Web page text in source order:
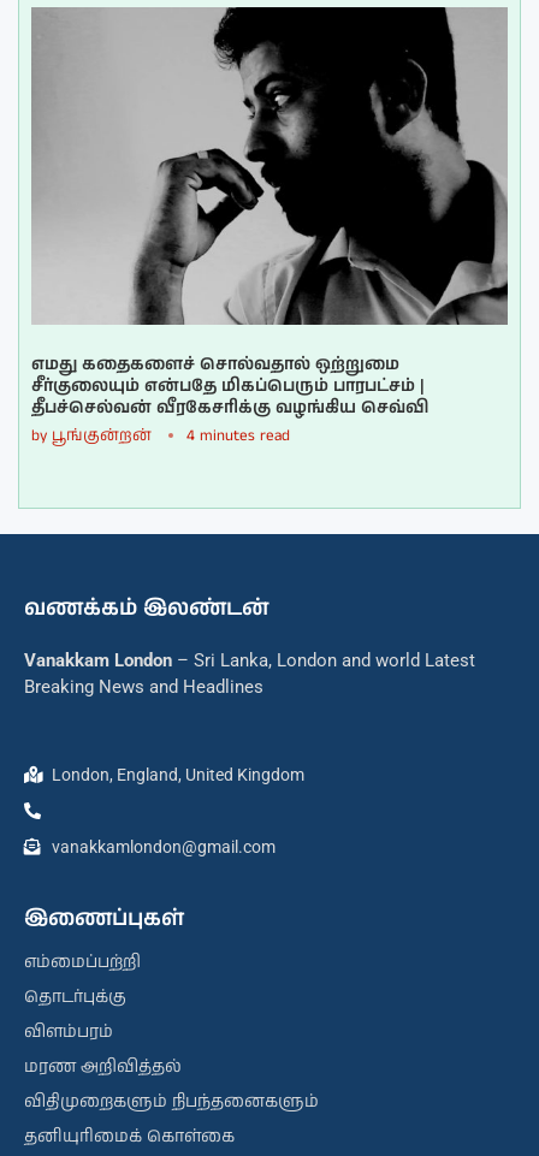
எமது கதைகளைச் சொல்வதால் ஒற்றுமை
சீர்குலையும் என்பதே மிகப்பெரும் பாரபட்சம் |
தீபச்செல்வன் வீரகேசரிக்கு வழங்கிய செவ்வி
by பூங்குன்றன் 4 minutes read
வணக்கம் இலண்டன்
Vanakkam London – Sri Lanka, London and world Latest
Breaking News and Headlines
London, England, United Kingdom
vanakkamlondon@gmail.com
இணைப்புகள்
எம்மைப்பற்றி
தொடர்புக்கு
விளம்பரம்
மரண அறிவித்தல்
விதிமுறைகளும் நிபந்தனைகளும்
தனியுரிமைக் கொள்கை